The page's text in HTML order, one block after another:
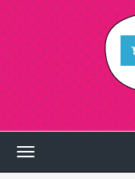
Navegación